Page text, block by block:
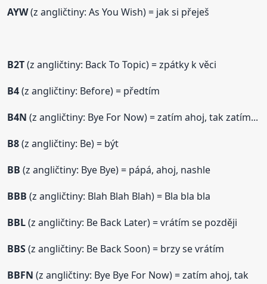
AYW(z angličtiny: As You Wish) = jak si přeješ
B2T(z angličtiny: Back To Topic) = zpátky k věci
B4(z angličtiny: Before) = předtím
B4N (z angličtiny: Bye For Now) = zatím ahoj, tak zatím...
B8(z angličtiny: Be) = být
BB (z angličtiny: Bye Bye) = pápá, ahoj, nashle
BBB(z angličtiny: Blah Blah Blah) = Bla bla bla
BBL(z angličtiny: Be Back Later) = vrátím se později
BBS(z angličtiny: Be Back Soon) = brzy se vrátím
BBFN (z angličtiny: Bye Bye For Now) = zatím ahoj, tak